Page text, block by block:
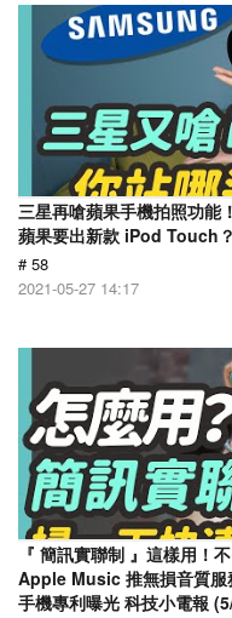
三星再嗆蘋果手機拍照功能
蘋果要出新款 iPod Touch
# 58
2021-05-27 14:17
『 簡訊實聯制 』這樣用！
Apple Music 推無損音質
手機專利曝光 科技小電報